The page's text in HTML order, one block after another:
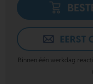
EERST
Binnen één werkdag